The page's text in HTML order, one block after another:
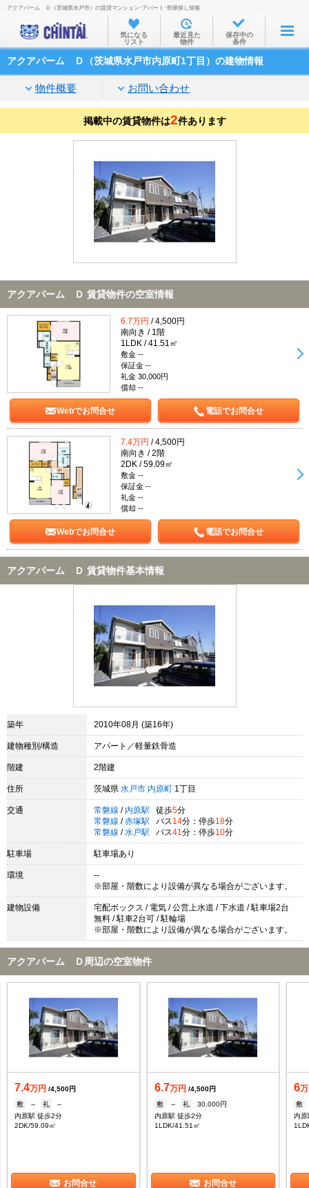
お部屋を探す
沿線・駅から
家賃相場から
通勤通学時間から
TOP
アクアパーム Ｄ（茨城県水戸市）の賃貸マンション･アパート･部屋探し情報
気になる
リスト
最近見た
物件
保存中の
条件
アクアパーム Ｄ（茨城県水戸市内原町1丁目）の建物情報
物件概要 お問い合わせ
掲載中の賃貸物件は2件あります
アクアパーム Ｄ 賃貸物件の空室情報
6.7万円 / 4,500円
南向き / 1階
1LDK / 41.51㎡
敷金 --
保証金 --
礼金 30,000円
償却 --
Webでお問合せ 電話でお問合せ
7.4万円 / 4,500円
南向き / 2階
2DK / 59.09㎡
敷金 --
保証金 --
礼金 --
償却 --
Webでお問合せ 電話でお問合せ
アクアパーム Ｄ 賃貸物件基本情報
築年 2010年08月 (築16年)
建物種別/構造 アパート／軽量鉄骨造
階建 2階建
住所 茨城県 水戸市 内原町 1丁目
交通 常磐線 / 内原駅 徒歩5分
常磐線 / 赤塚駅 バス 14分：停歩18分
常磐線 / 水戸駅 バス41 分：停歩10分
駐車場 駐車場あり
環境
--
※部屋・階数により設備が異なる場合がございます。
建物設備
宅配ボックス / 電気 / 公営上水道 / 下水道 / 駐車場2台
無料 / 駐車2台可 / 駐輪場
※部屋・階数により設備が異なる場合がございます。
アクアパーム Ｄ周辺の空室物件
7.4万円 /4,500円
敷
-- 礼
--
内原駅 徒歩2分
2DK/59.09㎡
お問合せ
6.7万円 /4,500円
敷
-- 礼
30,000円
内原駅 徒歩2分
1LDK/41.51㎡
お問合せ
6
敷
内原